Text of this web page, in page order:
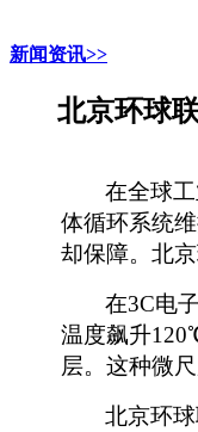
新闻资讯>>
北京环球
在全球
体循环系统
却保障。 北
在3C电
温度飙升
层。这种微
北京环